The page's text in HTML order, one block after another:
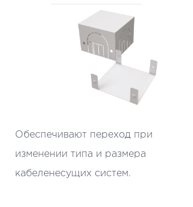
Обеспечивают переход при
изменении типа и размера
кабеленесущих систем.